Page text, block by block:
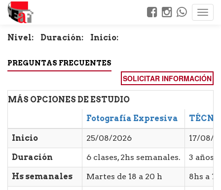
Nivel: Duración: Inicio:
PREGUNTAS FRECUENTES
SOLICITAR INFORMACIÓN
MÁS OPCIONES DE ESTUDIO
Fotografía Expresiva
Inicio 25/08/2026 17/08/
Duración 6 clases, 2hs semanales. 3 años
Hs semanales Martes de 18 a 20 h 8hs a